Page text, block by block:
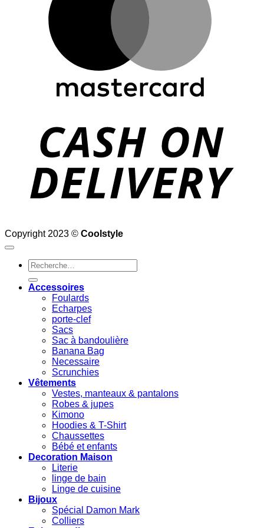
Copyright 2023 © Coolstyle
Recherche
pour :
Accessoires
Foulards
Echarpes
porte-clef
Sacs
Sac à bandoulière
Banana Bag
Necessaire
Scrunchies
Vêtements
Vestes, manteaux & pantalons
Robes & jupes
Kimono
Hoodies & T-Shirt
Chaussettes
Bébé et enfants
Decoration Maison
Literie
linge de bain
Linge de cuisine
Bijoux
Spécial Damon Mark
Colliers